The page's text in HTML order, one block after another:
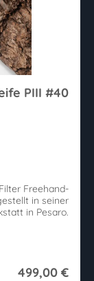
PIII #40
Freehand-
in seiner
in Pesaro.
499,00 €